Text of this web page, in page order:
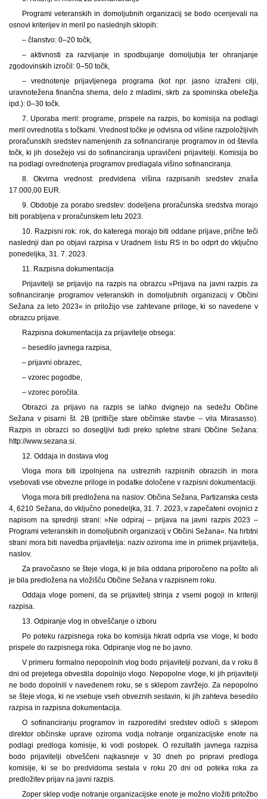
Programi veteranskih in domoljubnih organizacij se bodo ocenjevali na
osnovi kriterijev in meril po naslednjih sklopih:
– članstvo: 0–20 točk,
– aktivnosti za razvijanje in spodbujanje domoljubja ter ohranjanje
zgodovinskih izročil: 0–50 točk,
– vrednotenje prijavljenega programa (kot npr. jasno izraženi cilji,
uravnotežena finančna shema, delo z mladimi, skrb za spominska obeležja
ipd.): 0–30 točk.
7. Uporaba meril: programe, prispele na razpis, bo komisija na podlagi
meril ovrednotila s točkami. Vrednost točke je odvisna od višine razpoložljivih
proračunskih sredstev namenjenih za sofinanciranje programov in od števila
točk, ki jih dosežejo vsi do sofinanciranja upravičeni prijavitelji. Komisija bo
na podlagi ovrednotenja programov predlagala višino sofinanciranja.
8. Okvirna vrednost: predvidena višina razpisanih sredstev znaša
17.000,00 EUR.
9. Obdobje za porabo sredstev: dodeljena proračunska sredstva morajo
biti porabljena v proračunskem letu 2023.
10. Razpisni rok: rok, do katerega morajo biti oddane prijave, prične teči
naslednji dan po objavi razpisa v Uradnem listu RS in bo odprt do vključno
ponedeljka, 31. 7. 2023.
11. Razpisna dokumentacija
Prijavitelji se prijavijo na razpis na obrazcu »Prijava na javni razpis za
sofinanciranje programov veteranskih in domoljubnih organizacij v Občini
Sežana za leto 2023« in priložijo vse zahtevane priloge, ki so navedene v
obrazcu prijave.
Razpisna dokumentacija za prijavitelje obsega:
– besedilo javnega razpisa,
– prijavni obrazec,
– vzorec pogodbe,
– vzorec poročila.
Obrazci za prijavo na razpis se lahko dvignejo na sedežu Občine
Sežana v pisarni št. 2B (pritličje stare občinske stavbe – vila Mirasasso).
Razpis in obrazci so dosegljivi tudi preko spletne strani Občine Sežana:
http://www.sezana.si.
12. Oddaja in dostava vlog
Vloga mora biti izpolnjena na ustreznih razpisnih obrazcih in mora
vsebovati vse obvezne priloge in podatke določene v razpisni dokumentaciji.
Vloga mora biti predložena na naslov: Občina Sežana, Partizanska cesta
4, 6210 Sežana, do vključno ponedeljka, 31. 7. 2023, v zapečateni ovojnici z
napisom na sprednji strani: »Ne odpiraj – prijava na javni razpis 2023 –
Programi veteranskih in domoljubnih organizacij v Občini Sežana«. Na hrbtni
strani mora biti navedba prijavitelja: naziv oziroma ime in priimek prijavitelja,
naslov.
Za pravočasno se šteje vloga, ki je bila oddana priporočeno na pošto ali
je bila predložena na vložišču Občine Sežana v razpisnem roku.
Oddaja vloge pomeni, da se prijavitelj strinja z vsemi pogoji in kriteriji
razpisa.
13. Odpiranje vlog in obveščanje o izboru
Po poteku razpisnega roka bo komisija hkrati odprla vse vloge, ki bodo
prispele do razpisnega roka. Odpiranje vlog ne bo javno.
V primeru formalno nepopolnih vlog bodo prijavitelji pozvani, da v roku 8
dni od prejetega obvestila dopolnijo vlogo. Nepopolne vloge, ki jih prijavitelji
ne bodo dopolnili v navedenem roku, se s sklepom zavržejo. Za nepopolno
se šteje vloga, ki ne vsebuje vseh obveznih sestavin, ki jih zahteva besedilo
razpisa in razpisna dokumentacija.
O sofinanciranju programov in razporeditvi sredstev odloči s sklepom
direktor občinske uprave oziroma vodja notranje organizacijske enote na
podlagi predloga komisije, ki vodi postopek. O rezultatih javnega razpisa
bodo prijavitelji obveščeni najkasneje v 30 dneh po pripravi predloga
komisije, ki se bo predvidoma sestala v roku 20 dni od poteka roka za
predložitev prijav na javni razpis.
Zoper sklep vodje notranje organizacijske enote je možno vložiti pritožbo